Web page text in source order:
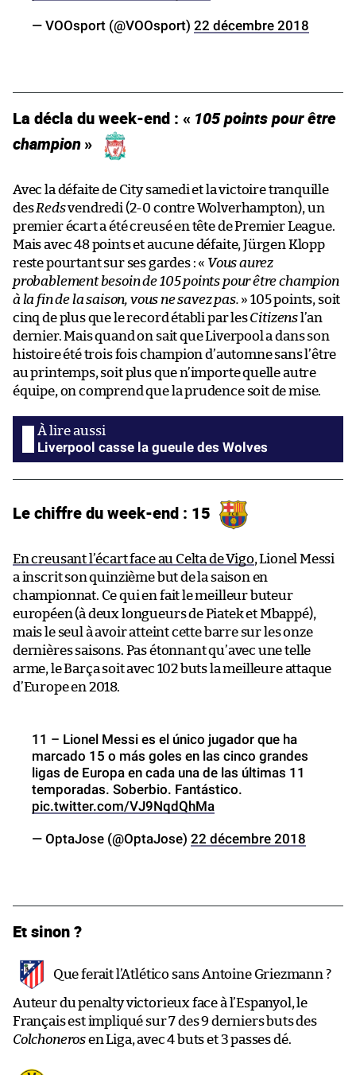
— VOOsport (@VOOsport) 22 décembre 2018
La décla du week-end : « 105 points pour être
champion»
Avec la défaite de City samedi et la victoire tranquille
desRedsvendredi (2-0 contre Wolverhampton), un
premier écart a été creusé en tête de Premier League.
Mais avec 48 points et aucune défaite, Jürgen Klopp
reste pourtant sur ses gardes : « Vous aurez
probablement besoin de 105 points pour être champion
à la fin de la saison, vous ne savez pas. » 105 points, soit
cinq de plus que le record établi par lesCitizens l’an
dernier. Mais quand on sait que Liverpool a dans son
histoire été trois fois champion d’automne sans l’être
au printemps, soit plus que n’importe quelle autre
équipe, on comprend que la prudence soit de mise.
Liverpool casse la gueule des Wolves
Le chiffre du week-end : 15
En creusant l’écart face au Celta de Vigo, Lionel Messi
a inscrit son quinzième but de la saison en
championnat. Ce qui en fait le meilleur buteur
européen (à deux longueurs de Piatek et Mbappé),
mais le seul à avoir atteint cette barre sur les onze
dernières saisons. Pas étonnant qu’avec une telle
arme, le Barça soit avec 102 buts la meilleure attaque
d’Europe en 2018.
11 – Lionel Messi es el único jugador que ha
marcado 15 o más goles en las cinco grandes
ligas de Europa en cada una de las últimas 11
temporadas. Soberbio. Fantástico.
pic.twitter.com/VJ9NqdQhMa
— OptaJose (@OptaJose) 22 décembre 2018
Et sinon ?
Que ferait l’Atlético sans Antoine Griezmann ?
Auteur du penalty victorieux face à l’Espanyol, le
Français est impliqué sur 7 des 9 derniers buts des
Colchonerosen Liga, avec 4 buts et 3 passes dé.